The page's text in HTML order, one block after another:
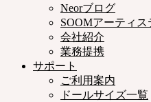
Neorブログ
SOOMアーティ
会社紹介
業務提携
サポート
ご利用案内
ドールサイズ一覧